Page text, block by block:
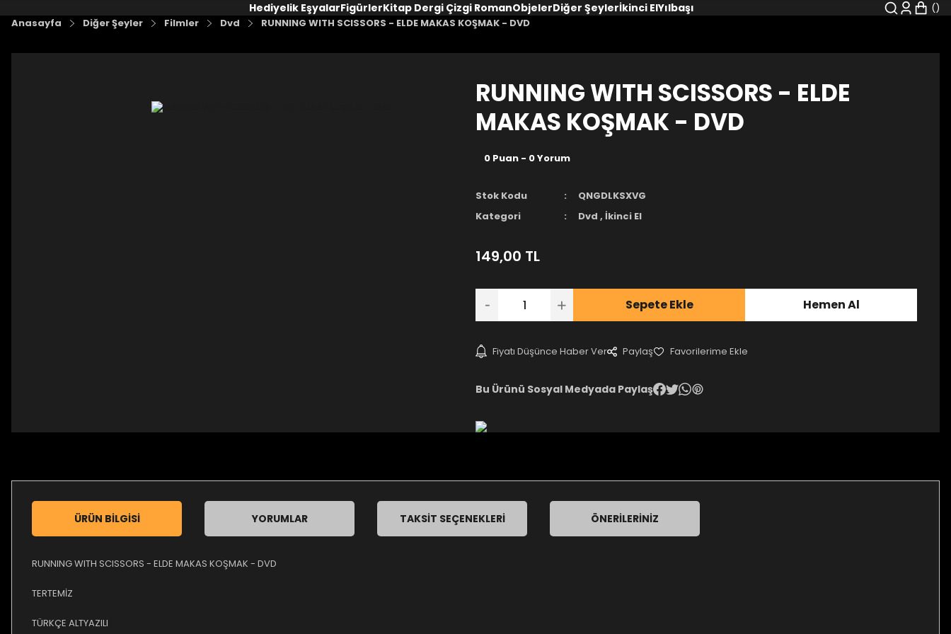
Hediyelik EşyalarFigürlerKitap Dergi Çizgi RomanObjelerDiğer Şeylerİkinci ElYılbaşı
Anasayfa Diğer Şeyler Filmler Dvd RUNNING WITH SCISSORS - ELDE MAKAS KOŞMAK - DVD
RUNNING WITH SCISSORS - ELDE
MAKAS KOŞMAK - DVD
0 Puan - 0 Yorum
Stok Kodu
QNGDLKSXVG
Kategori
Dvd , İkinci El
149,00 TL
Sepete Ekle Hemen Al
Fiyatı Düşünce Haber Ver Paylaş
Bu Ürünü Sosyal Medyada Paylaş
ÜRÜN BILGISI YORUMLAR TAKSIT SEÇENEKLERI ÖNERILERINIZ
RUNNING WITH SCISSORS - ELDE MAKAS KOŞMAK - DVD
TERTEMİZ
TÜRKÇE ALTYAZILI